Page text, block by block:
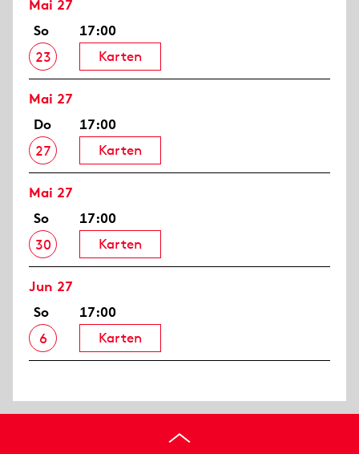
Mai 27
So
23
17:00
Karten
Mai 27
Do
27
17:00
Karten
Mai 27
So
30
17:00
Karten
Jun 27
So
6
17:00
Karten